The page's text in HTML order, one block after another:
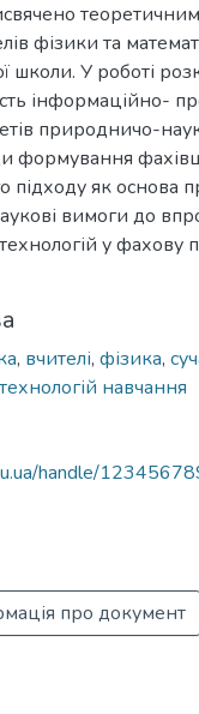
фізики та
школи. У роботі
інформаційно-
природничо-
формування
підходу як основа
вимоги до
у фахову
, вчителі, фізика,
навчання
handle/
про документ